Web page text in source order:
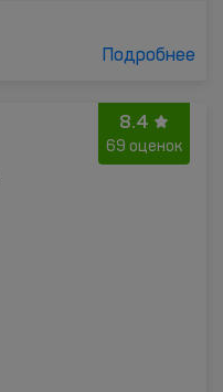
Подробнее
8.4
69 оценок